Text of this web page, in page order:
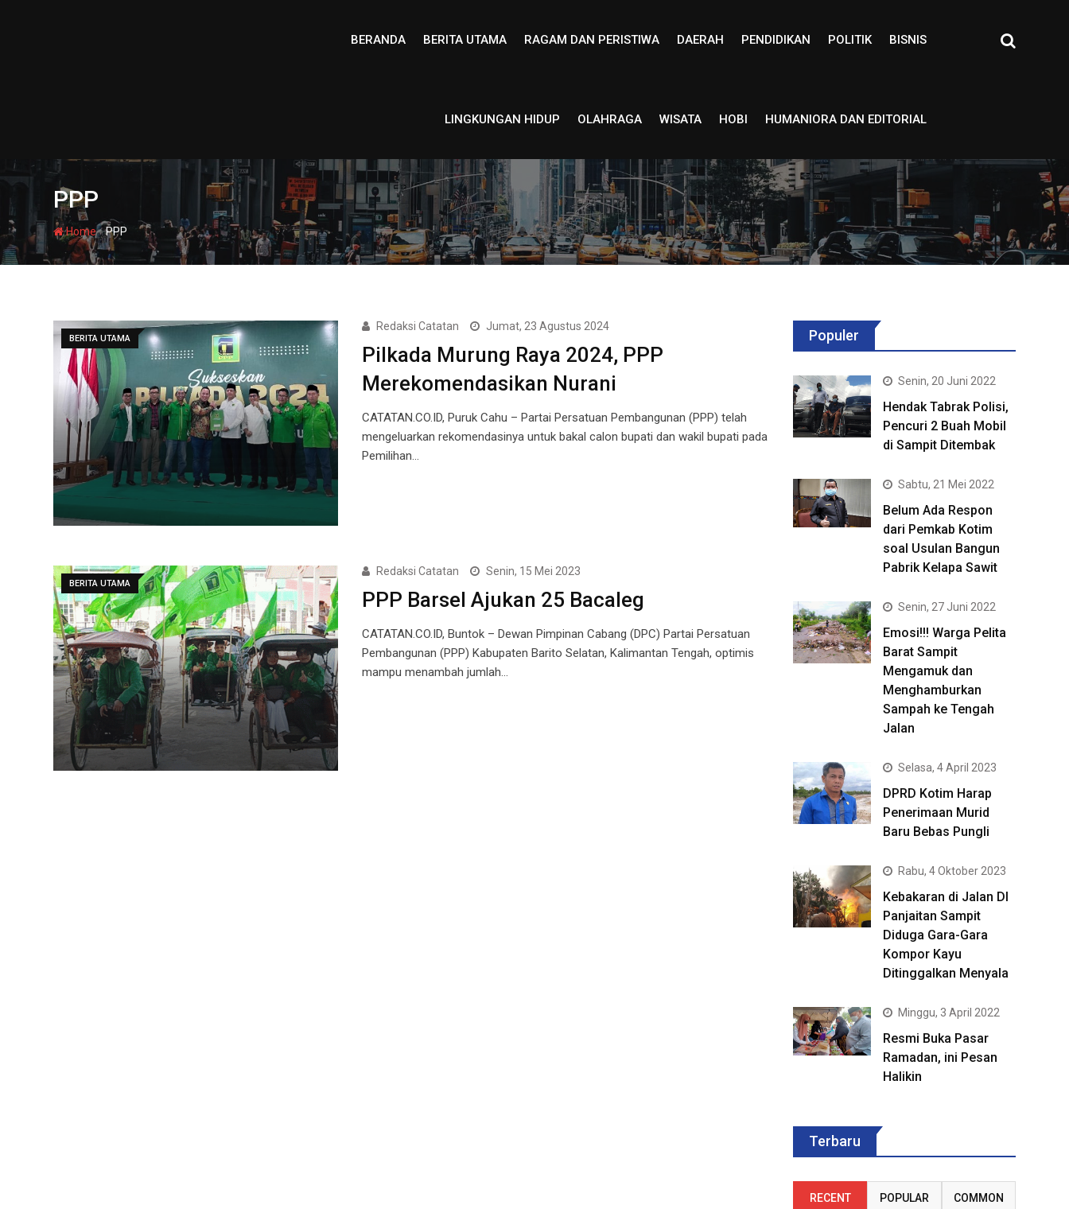
BERANDA BERITA UTAMA RAGAM DAN PERISTIWA DAERAH PENDIDIKAN POLITIK BISNIS
LINGKUNGAN HIDUP OLAHRAGA WISATA HOBI HUMANIORA DAN EDITORIAL
PPP
Home-PPP
BERITA UTAMA
Redaksi Catatan Jumat, 23 Agustus 2024
Pilkada Murung Raya 2024, PPP
Merekomendasikan Nurani
CATATAN.CO.ID, Puruk Cahu – Partai Persatuan Pembangunan (PPP) telah
mengeluarkan rekomendasinya untuk bakal calon bupati dan wakil bupati pada
Pemilihan…
BERITA UTAMA
Redaksi Catatan Senin, 15 Mei 2023
PPP Barsel Ajukan 25 Bacaleg
CATATAN.CO.ID, Buntok – Dewan Pimpinan Cabang (DPC) Partai Persatuan
Pembangunan (PPP) Kabupaten Barito Selatan, Kalimantan Tengah, optimis
mampu menambah jumlah…
Populer
Senin, 20 Juni 2022
Hendak Tabrak Polisi,
Pencuri 2 Buah Mobil
di Sampit Ditembak
Sabtu, 21 Mei 2022
Belum Ada Respon
dari Pemkab Kotim
soal Usulan Bangun
Pabrik Kelapa Sawit
Senin, 27 Juni 2022
Emosi!!! Warga Pelita
Barat Sampit
Mengamuk dan
Menghamburkan
Sampah ke Tengah
Jalan
Selasa, 4 April 2023
DPRD Kotim Harap
Penerimaan Murid
Baru Bebas Pungli
Rabu, 4 Oktober 2023
Kebakaran di Jalan DI
Panjaitan Sampit
Diduga Gara-Gara
Kompor Kayu
Ditinggalkan Menyala
Minggu, 3 April 2022
Resmi Buka Pasar
Ramadan, ini Pesan
Halikin
Terbaru
RECENT POPULAR COMMON